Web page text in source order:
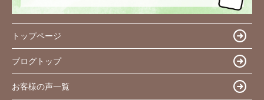
トップページ
ブログトップ
お客様の声一覧